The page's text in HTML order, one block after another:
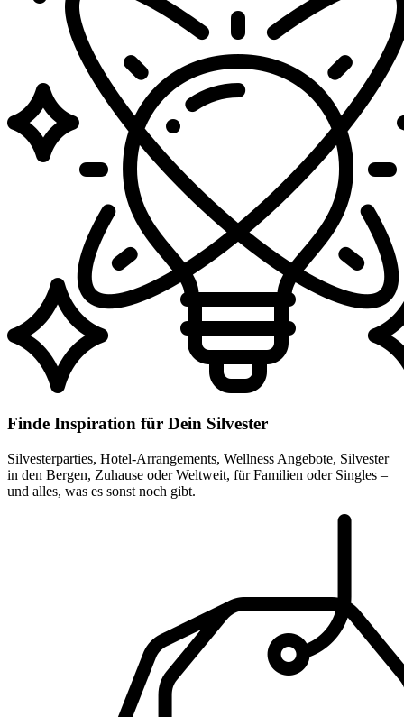
Finde Inspiration für Dein Silvester
Silvesterparties, Hotel-Arrangements, Wellness Angebote, Silvester
in den Bergen, Zuhause oder Weltweit, für Familien oder Singles –
und alles, was es sonst noch gibt.